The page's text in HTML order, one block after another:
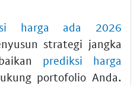
harga ada 2026
strategi jangka
prediksi harga
portofolio Anda.